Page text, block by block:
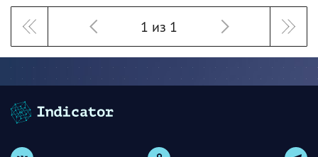
1 из 1